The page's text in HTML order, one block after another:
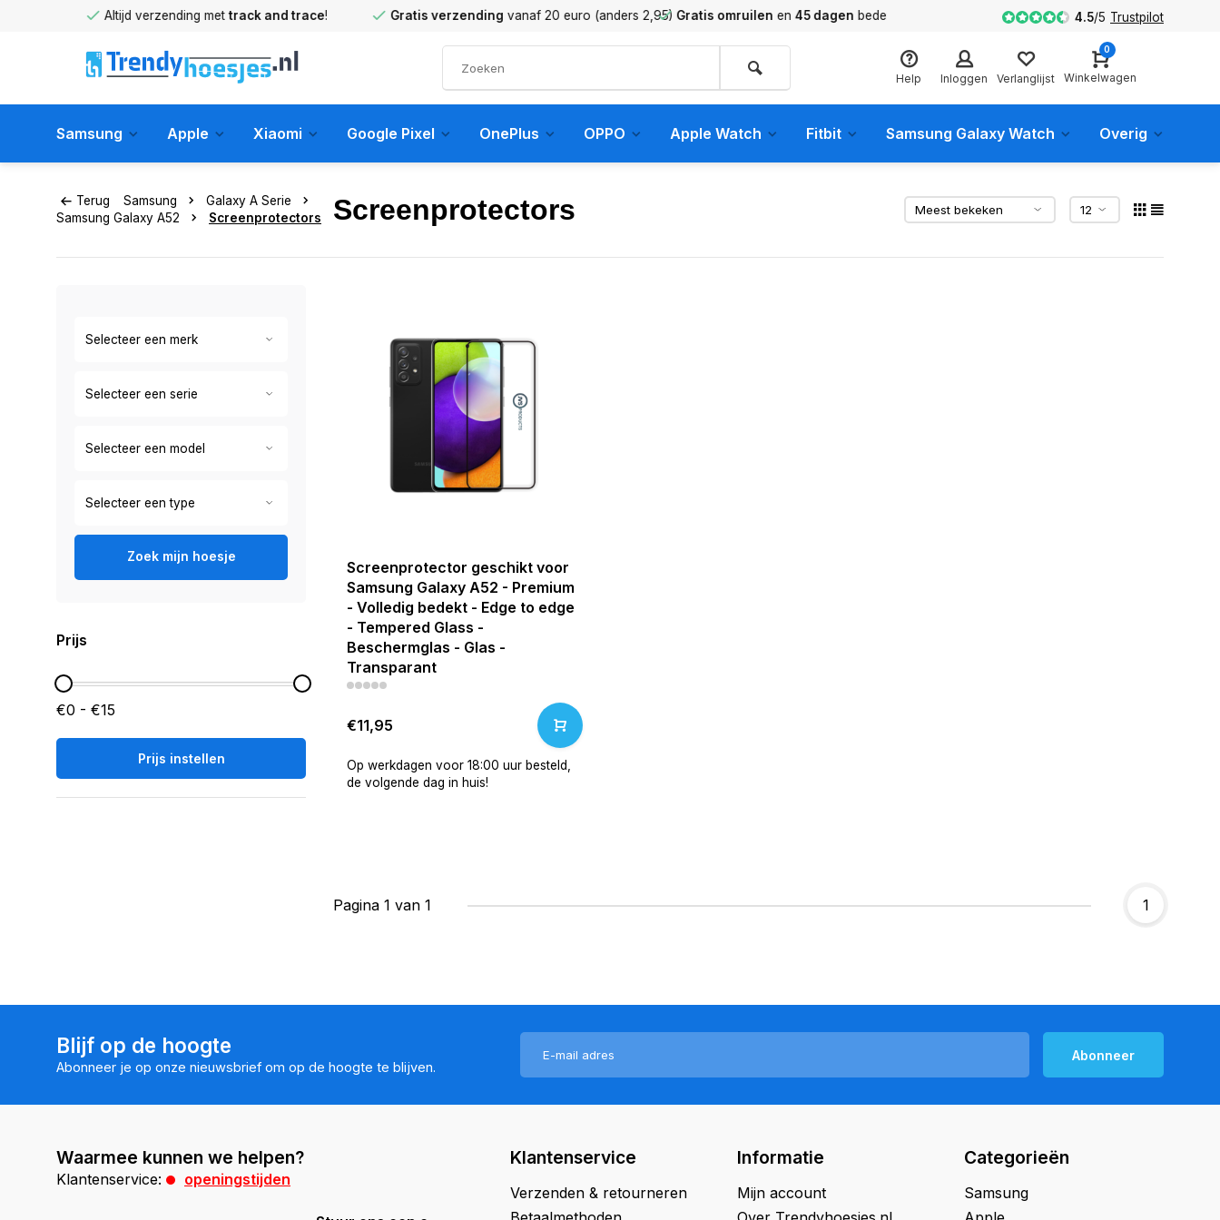
Altijd verzending mettrack and trace! Gratis verzendingvanaf 20 euro (anders 2,95) Gratis omruilenen45 dagenbedenktijd 4.5/5 Trustpilot
Help Inloggen Verlanglijst
0
Winkelwagen
Samsung Apple Xiaomi Google Pixel OnePlus OPPO Apple Watch Fitbit Samsung Galaxy Watch Overig
Terug Samsung
Galaxy A Serie
Samsung Galaxy A52
Screenprotectors Screenprotectors
Zoek mijn hoesje
Prijs
€0 - €15
Prijs instellen
Screenprotector geschikt voor
Samsung Galaxy A52 - Premium
- Volledig bedekt - Edge to edge
- Tempered Glass -
Beschermglas - Glas -
Transparant
€11,95
Op werkdagen voor 18:00 uur besteld,
de volgende dag in huis!
Pagina 1 van 1 1
Blijf op de hoogte
Abonneer je op onze nieuwsbrief om op de hoogte te blijven.
Abonneer
Waarmee kunnen we helpen?
Klantenservice: openingstijden
Klantenservice
Verzenden & retourneren
Informatie
Mijn account
Categorieën
Samsung